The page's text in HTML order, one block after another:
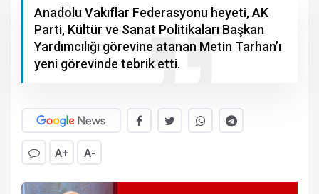
Anadolu Vakıflar Federasyonu heyeti, AK
Parti, Kültür ve Sanat Politikaları Başkan
Yardımcılığı görevine atanan Metin Tarhan’ı
yeni görevinde tebrik etti.
A+ A-